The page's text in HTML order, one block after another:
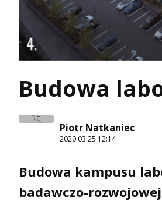
Budowa
Piotr Natkaniec
2020.03.25 12:14
Budowa kampusu
badawczo-